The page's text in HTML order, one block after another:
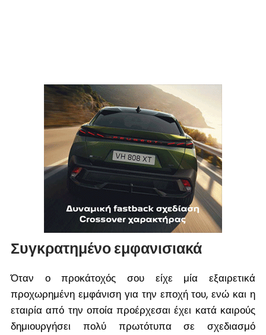
Συγκρατημένο εμφανισιακά
Όταν ο προκάτοχός σου είχε μία εξαιρετικά
προχωρημένη εμφάνιση για την εποχή του, ενώ και η
εταιρία από την οποία προέρχεσαι έχει κατά καιρούς
δημιουργήσει πολύ πρωτότυπα σε σχεδιασμό